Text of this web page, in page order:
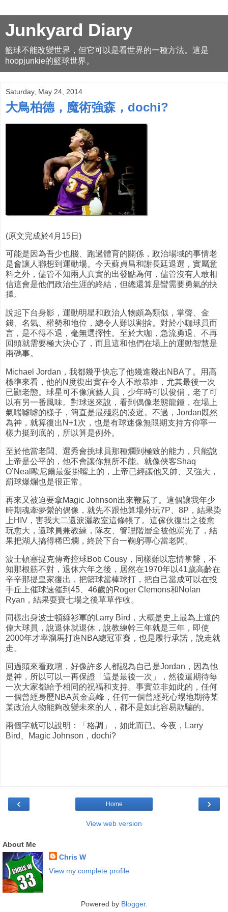
Junkyard Diary
籃球不能改變世界，但它可以是看世界的一種方法。這是
hoopjunkie的籃球世界。
Saturday, May 24, 2014
大鳥柏德，魔術強森，dochi?
(原文完成於4月15日)
可能是因為吾少也賤、跑過體育的關係，政治場域的事情老
是會讓人聯想到運動場。今天蘇貞昌和謝長廷退選，實屬意
料之外，儘管不知兩人真實的出發點為何，儘管沒有人敢相
信這會是他們政治生涯的終結，但總還算是蠻需要勇氣的抉
擇。
說起下台身影，運動明星和政治人物頗為類似，掌聲、金
錢、名氣、權勢和地位，總令人難以割捨。對於小咖球員而
言，是不得不退，毫無選擇性。至於大咖，急流勇退、不再
回頭就需要極大決心了，而且這和他們在場上的運動智慧是
兩碼事。
Michael Jordan，我都幾乎快忘了他幾進幾出NBA了。用高
標準來看，他的N度復出實在令人不敢恭維，尤其最後一次
已顯老態。球星可不像演藝人員，少年時可以俊俏，老了可
以有另一番風味。對球迷來說，看到偶像老態龍鍾，在場上
氣喘噓噓的樣子，簡直是最殘忍的凌遲。不過，Jordan既然
為神，就算復出N+1次，也是有球迷像無限期支持方仰寧一
樣力挺到底的，所以算是例外。
至於他當老闆、選秀會挑球員那種爛到極致的能力，只能說
上帝是公平的，他不會讓你無所不能。就像俠客Shaq
O’Neal歐尼爾最愛掛嘴上的，上帝已經讓他又帥、又強大，
罰球爆爛也是很正常。
再來又被迫要拿Magic Johnson出來鞭屍了。這個讓我年少
時期魂牽夢縈的偶像，就先不跟他算場外玩7P、8P，結果染
上HIV，害我大二還淚灑教室這條帳了。這傢伙復出之後愈
玩愈大，還球員兼教練，隊友、管理階層全被他罵光了，結
果把湖人搞得稀巴爛，終於下台一鞠躬專心當老闆。
波士頓塞提克傳奇控球Bob Cousy，同樣難以忘情掌聲，不
知那根筋不對，退休六年之後，居然在1970年以41歲高齡在
辛辛那提皇家復出，把籃球當棒球打，把自己當成可以在投
手丘上催球速催到45、46歲的Roger Clemons和Nolan
Ryan，結果耍寶七場之後草草作收。
同樣出身波士頓綠衫軍的Larry Bird，大概是史上最為上道的
偉大球員，說退休就退休，說教練幹三年就是三年，即使
2000年才率溜馬打進NBA總冠軍賽，也是履行承諾，說走就
走。
回過頭來看政壇，好像許多人都認為自己是Jordan，因為他
是神，所以可以一再保證「這是最後一次」，然後還期待每
一次大家都給予相同的祝福和支持。事實並非如此的，任何
一個曾經身歷NBA黃金高峰，任何一個曾經死心塌地期待某
某政治人物能夠改變未來的人，都不是如此容易欺騙的。
兩個字就可以說明：「格調」，如此而已。今夜，Larry
Bird、Magic Johnson，dochi?
‹ ›
Home
View web version
About Me
Chris W
View my complete profile
Powered by Blogger.